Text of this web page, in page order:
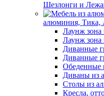
Шезлонги и
алюминия, Тика,
Лаунж
Лаунж зона
Диванные
Диванные
Обеденные
Диваны из
Столы из
Кресла,